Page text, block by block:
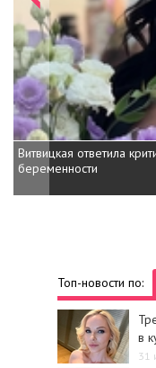
Витвицкая ответила
беременности
Топ-новости по:
в
31